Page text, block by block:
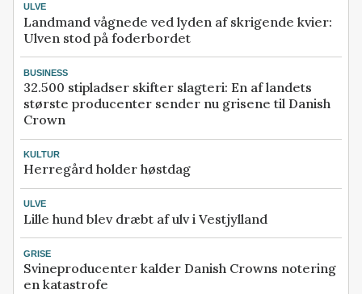
ULVE
Landmand vågnede ved lyden af skrigende kvier:
Ulven stod på foderbordet
BUSINESS
32.500 stipladser skifter slagteri: En af landets
største producenter sender nu grisene til Danish
Crown
KULTUR
Herregård holder høstdag
ULVE
Lille hund blev dræbt af ulv i Vestjylland
GRISE
Svineproducenter kalder Danish Crowns notering
en katastrofe